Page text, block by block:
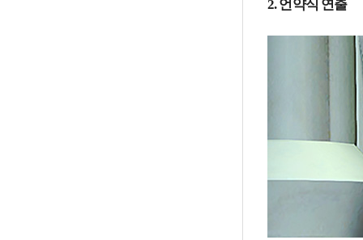
2. 언약식 연출